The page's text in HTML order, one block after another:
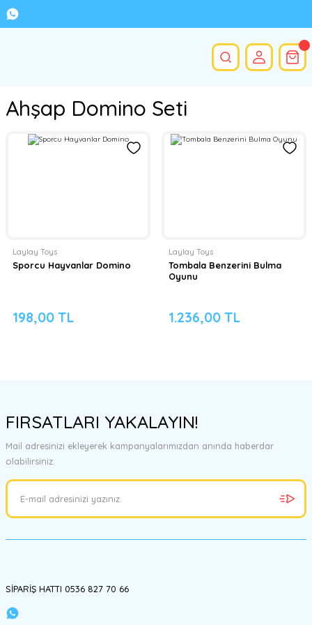
Ahşap Domino Seti
Laylay Toys
Sporcu Hayvanlar Domino
198,00 TL
Laylay Toys
Tombala Benzerini Bulma
Oyunu
1.236,00 TL
FIRSATLARI YAKALAYIN!
Mail adresinizi ekleyerek kampanyalarımızdan anında haberdar
olabilirsiniz.
SİPARİŞ HATTI 0536 827 70 66